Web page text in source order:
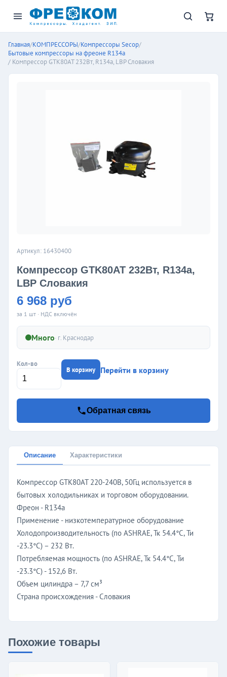
Главная/КОМПРЕССОРЫ/Компрессоры Secop/
Бытовые компрессоры на фреоне R134a
/ Компрессор GTK80AT 232Вт, R134a, LBP Словакия
Артикул: 16430400
Компрессор GTK80AT 232Вт, R134a,
LBP Словакия
6 968 руб
за 1 шт · НДС включён
Много· г. Краснодар
Кол-во
В корзину Перейти в корзину
Обратная связь
Описание Характеристики
Компрессор GTK80AT 220-240В, 50Гц используется в
бытовых холодильниках и торговом оборудовании.
Фреон - R134a
Применение - низкотемпературное оборудование
Холодопроизводительность (по ASHRAE, Тк 54.4°C, Ти
-23.3°C) – 232 Вт.
Потребляемая мощность (по ASHRAE, Тк 54.4°C, Ти
-23.3°C) - 152,6 Вт.
Объем цилиндра – 7,7 см³
Страна происхождения - Словакия
Похожие товары